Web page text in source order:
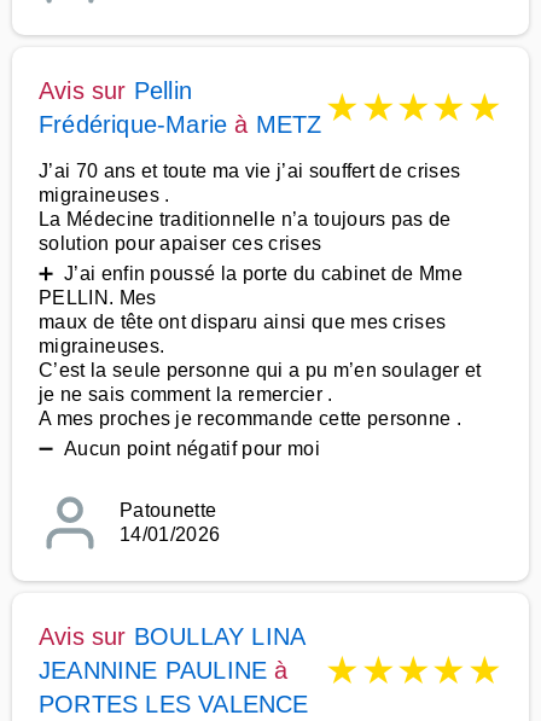
Avis sur Pellin
Frédérique-Marie à METZ ★★★★★
J’ai 70 ans et toute ma vie j’ai souffert de crises
migraineuses .
La Médecine traditionnelle n’a toujours pas de
solution pour apaiser ces crises
➕ J’ai enfin poussé la porte du cabinet de Mme
PELLIN. Mes
maux de tête ont disparu ainsi que mes crises
migraineuses.
C’est la seule personne qui a pu m’en soulager et
je ne sais comment la remercier .
A mes proches je recommande cette personne .
➖ Aucun point négatif pour moi
Patounette
14/01/2026
Avis sur BOULLAY LINA
JEANNINE PAULINE à
PORTES LES VALENCE
★★★★★